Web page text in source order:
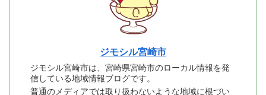
ジモシル宮崎市
ジモシル宮崎市は、宮崎県宮崎市のローカル情報を発
信している地域情報ブログです。
普通のメディアでは取り扱わないような地域に根づい